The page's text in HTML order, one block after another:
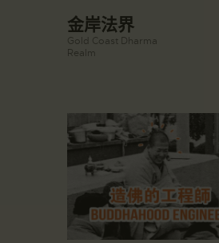
金岸法界
Gold Coast Dharma
Realm
主頁
金岸活動|EVENTS
講經說法
關於金岸
宣化上人
☀️法宴：華嚴經入法界品第三十九 ☀️
🙏講者：上恆下實法師 (Rev. Heng
Sure)
每周日，下午12：30 - 14：00
⏰California Time
09:30 - 11:00pm Every Sat
👉Zoom Link 链接：
https://drba-
org.zoom.us/j/84914586289
👉Meeting ID 会议号：
🔔提醒:
一、請以【全名+所在地】方式加